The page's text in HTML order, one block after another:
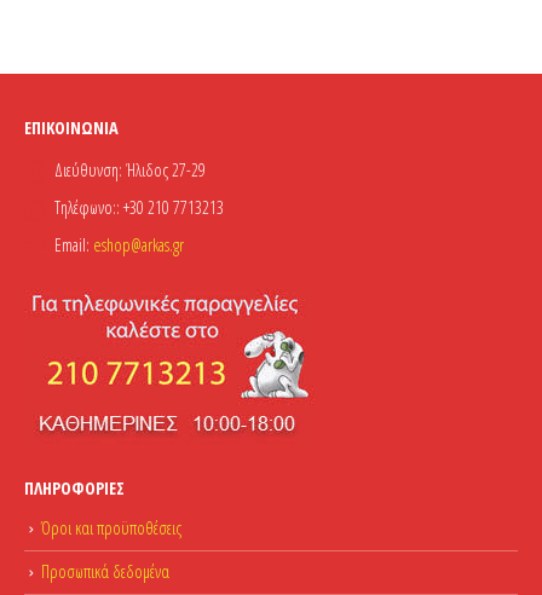
ΕΠΙΚΟΙΝΩΝΊΑ
Διεύθυνση: Ήλιδος 27-29
Τηλέφωνο:: +30 210 7713213
Email: eshop@arkas.gr
ΠΛΗΡΟΦΟΡΊΕΣ
Όροι και προϋποθέσεις
Προσωπικά δεδομένα